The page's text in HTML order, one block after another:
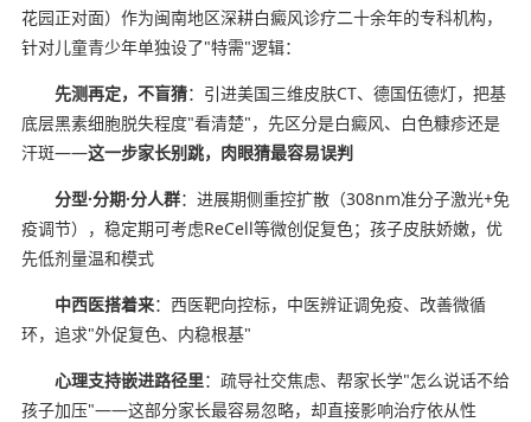
花园正对面）作为闽南地区深耕白癜风诊疗二十余年的专科机构，
针对儿童青少年单独设了"特需"逻辑：
先测再定，不盲猜：引进美国三维皮肤CT、德国伍德灯，把基
底层黑素细胞脱失程度"看清楚"，先区分是白癜风、白色糠疹还是
汗斑——这一步家长别跳，肉眼猜最容易误判
分型·分期·分人群：进展期侧重控扩散（308nm准分子激光+免
疫调节），稳定期可考虑ReCell等微创促复色；孩子皮肤娇嫩，优
先低剂量温和模式
中西医搭着来：西医靶向控标，中医辨证调免疫、改善微循
环，追求"外促复色、内稳根基"
心理支持嵌进路径里：疏导社交焦虑、帮家长学"怎么说话不给
孩子加压"——这部分家长最容易忽略，却直接影响治疗依从性